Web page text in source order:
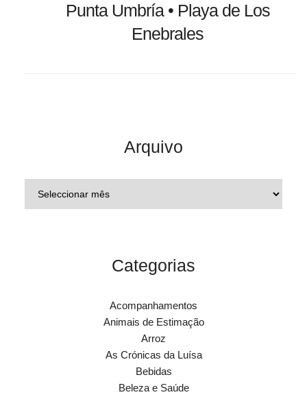
Punta Umbría • Playa de Los
Enebrales
Arquivo
Categorias
Acompanhamentos
Animais de Estimação
Arroz
As Crónicas da Luísa
Bebidas
Beleza e Saúde